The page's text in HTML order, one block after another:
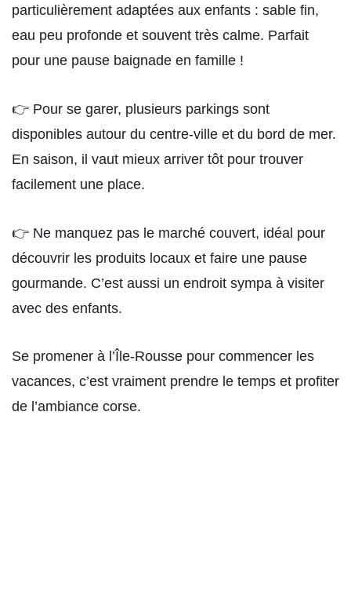
particulièrement adaptées aux enfants : sable fin,
eau peu profonde et souvent très calme. Parfait
pour une pause baignade en famille !
👉 Pour se garer, plusieurs parkings sont
disponibles autour du centre-ville et du bord de mer.
En saison, il vaut mieux arriver tôt pour trouver
facilement une place.
👉 Ne manquez pas le marché couvert, idéal pour
découvrir les produits locaux et faire une pause
gourmande. C’est aussi un endroit sympa à visiter
avec des enfants.
Se promener à l’Île-Rousse pour commencer les
vacances, c’est vraiment prendre le temps et profiter
de l’ambiance corse.